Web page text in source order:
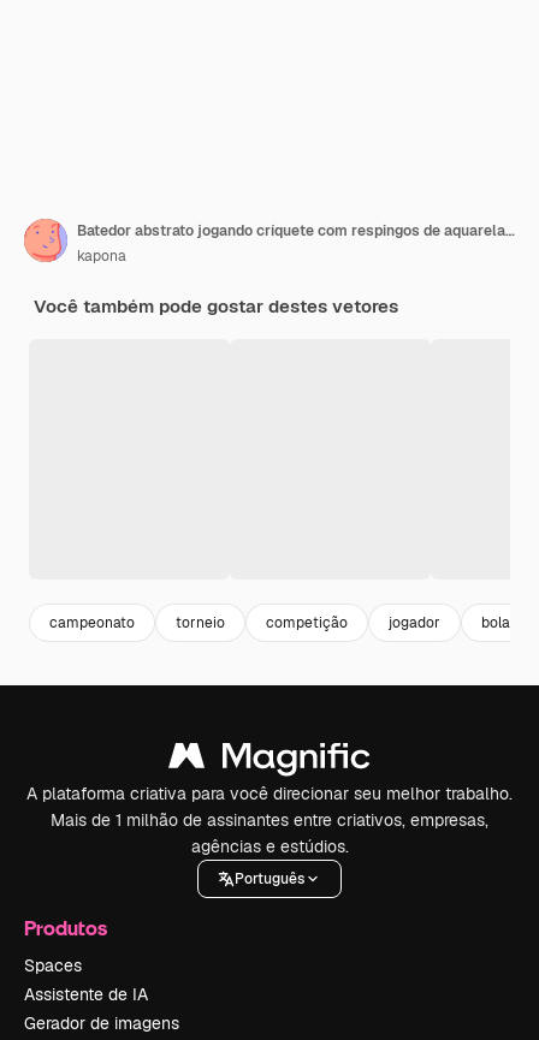
Batedor abstrato jogando críquete com respingos de aquarelas coloridas, desenho realista
kapona
Você também pode gostar destes vetores
campeonato torneio competição jogador bola
A plataforma criativa para você direcionar seu melhor trabalho.
Mais de 1 milhão de assinantes entre criativos, empresas,
agências e estúdios.
Português
Produtos
Spaces
Assistente de IA
Gerador de imagens